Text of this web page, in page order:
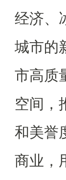
经济、
城市的
市高质
空间，
和美誉
商业，